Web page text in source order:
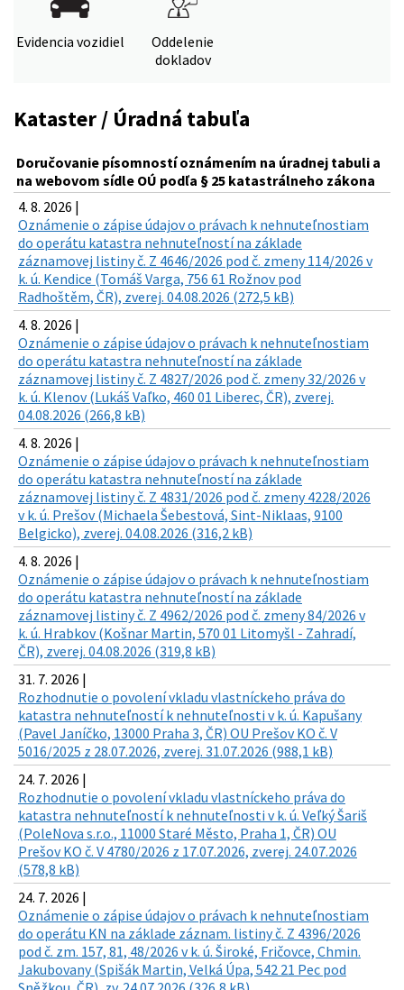
Evidencia vozidiel
Oddelenie
dokladov
Kataster / Úradná tabuľa
Doručovanie písomností oznámením na úradnej tabuli a
na webovom sídle OÚ podľa § 25 katastrálneho zákona
4. 8. 2026 |
Oznámenie o zápise údajov o právach k nehnuteľnostiam
do operátu katastra nehnuteľností na základe
záznamovej listiny č. Z 4646/2026 pod č. zmeny 114/2026 v
k. ú. Kendice (Tomáš Varga, 756 61 Rožnov pod
Radhoštěm, ČR), zverej. 04.08.2026 (272,5 kB)
4. 8. 2026 |
Oznámenie o zápise údajov o právach k nehnuteľnostiam
do operátu katastra nehnuteľností na základe
záznamovej listiny č. Z 4827/2026 pod č. zmeny 32/2026 v
k. ú. Klenov (Lukáš Vaľko, 460 01 Liberec, ČR), zverej.
04.08.2026 (266,8 kB)
4. 8. 2026 |
Oznámenie o zápise údajov o právach k nehnuteľnostiam
do operátu katastra nehnuteľností na základe
záznamovej listiny č. Z 4831/2026 pod č. zmeny 4228/2026
v k. ú. Prešov (Michaela Šebestová, Sint-Niklaas, 9100
Belgicko), zverej. 04.08.2026 (316,2 kB)
4. 8. 2026 |
Oznámenie o zápise údajov o právach k nehnuteľnostiam
do operátu katastra nehnuteľností na základe
záznamovej listiny č. Z 4962/2026 pod č. zmeny 84/2026 v
k. ú. Hrabkov (Košnar Martin, 570 01 Litomyšl - Zahradí,
ČR), zverej. 04.08.2026 (319,8 kB)
31. 7. 2026 |
Rozhodnutie o povolení vkladu vlastníckeho práva do
katastra nehnuteľností k nehnuteľnosti v k. ú. Kapušany
(Pavel Janíčko, 13000 Praha 3, ČR) OU Prešov KO č. V
5016/2025 z 28.07.2026, zverej. 31.07.2026 (988,1 kB)
24. 7. 2026 |
Rozhodnutie o povolení vkladu vlastníckeho práva do
katastra nehnuteľností k nehnuteľnosti v k. ú. Veľký Šariš
(PoleNova s.r.o., 11000 Staré Město, Praha 1, ČR) OU
Prešov KO č. V 4780/2026 z 17.07.2026, zverej. 24.07.2026
(578,8 kB)
24. 7. 2026 |
Oznámenie o zápise údajov o právach k nehnuteľnostiam
do operátu KN na základe záznam. listiny č. Z 4396/2026
pod č. zm. 157, 81, 48/2026 v k. ú. Široké, Fričovce, Chmin.
Jakubovany (Spišák Martin, Velká Úpa, 542 21 Pec pod